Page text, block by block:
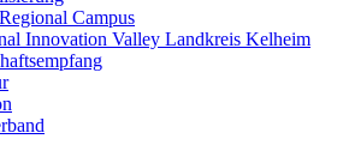
Campus
Innovation Valley Landkreis Kelheim